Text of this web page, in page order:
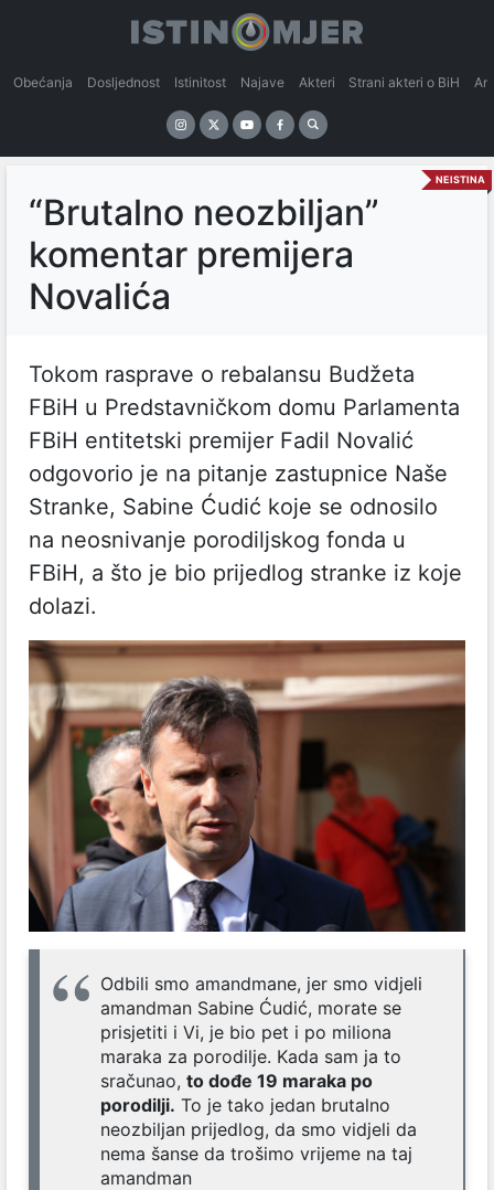
Obećanja Dosljednost Istinitost Najave Akteri Strani akteri o BiH
NEISTINA
“Brutalno neozbiljan”
komentar premijera
Novalića
Tokom rasprave o rebalansu Budžeta
FBiH u Predstavničkom domu Parlamenta
FBiH entitetski premijer Fadil Novalić
odgovorio je na pitanje zastupnice Naše
Stranke, Sabine Ćudić koje se odnosilo
na neosnivanje porodiljskog fonda u
FBiH, a što je bio prijedlog stranke iz koje
dolazi.
Odbili smo amandmane, jer smo vidjeli
amandman Sabine Ćudić, morate se
prisjetiti i Vi, je bio pet i po miliona
maraka za porodilje. Kada sam ja to
sračunao, to dođe 19 maraka po
porodilji. To je tako jedan brutalno
neozbiljan prijedlog, da smo vidjeli da
nema šanse da trošimo vrijeme na taj
amandman